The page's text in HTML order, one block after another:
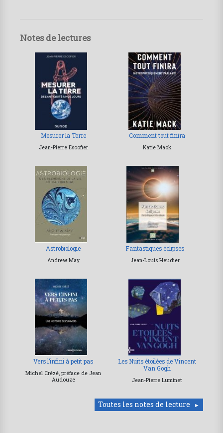
Notes de lectures
Mesurer la Terre
Jean-Pierre Escofier
Comment tout finira
Katie Mack
Astrobiologie
Andrew May
Fantastiques éclipses
Jean-Louis Heudier
Vers l’infini à petit pas
Michel Crézé, préface de Jean
Audouze
Les Nuits étoilées de Vincent
Van Gogh
Jean-Pierre Luminet
Toutes les notes de lecture